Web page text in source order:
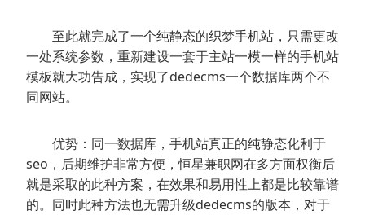
至此就完成了一个纯静态的织梦手机站，只需更改
一处系统参数，重新建设一套于主站一模一样的手机站
模板就大功告成，实现了dedecms一个数据库两个不
同网站。
优势：同一数据库，手机站真正的纯静态化利于
seo，后期维护非常方便，恒星兼职网在多方面权衡后
就是采取的此种方案，在效果和易用性上都是比较靠谱
的。同时此种方法也无需升级dedecms的版本，对于